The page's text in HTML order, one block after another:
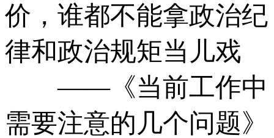
价，谁都不能拿政治纪
律和政治规矩当儿戏
——《当前工作中
需要注意的几个问题》